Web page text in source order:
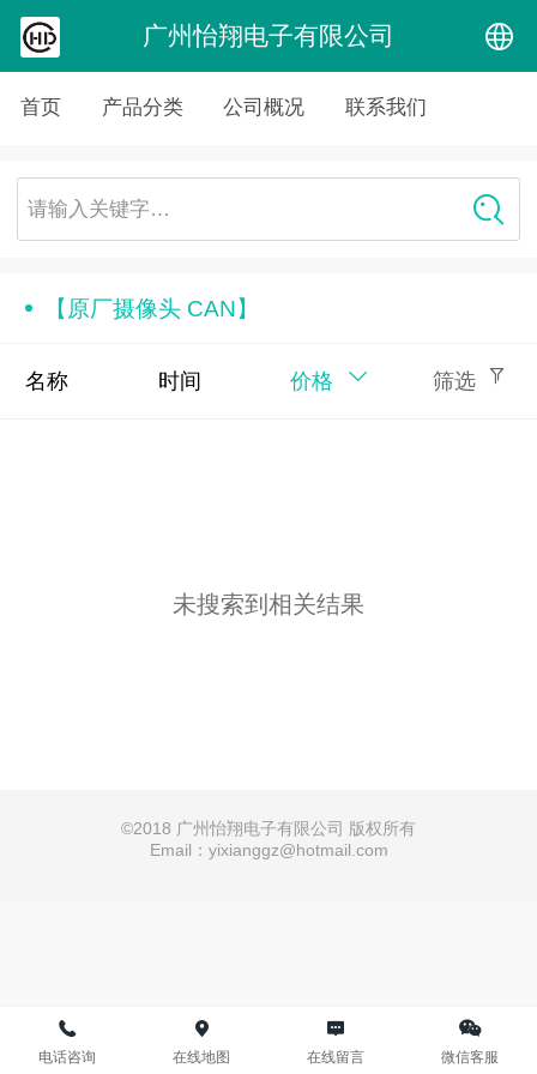
广州怡翔电子有限公司
中文
首页 产品分类 公司概况 联系我们
请输入关键字…
【原厂摄像头 CAN】
名称 时间 价格 筛选
未搜索到相关结果
©2018 广州怡翔电子有限公司 版权所有
Email：yixianggz@hotmail.com
电话咨询 在线地图 在线留言 微信客服